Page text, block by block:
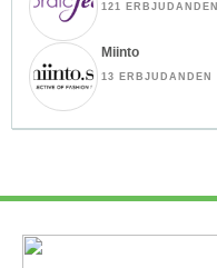
121 ERBJUDANDEN
Miinto
13 ERBJUDANDEN